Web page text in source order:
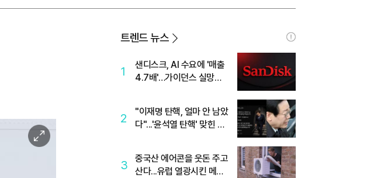
트
트
이
미
트렌드 뉴스
1
샌디스크, AI 수요에 '매출
4.7배'…가이던스 실망에
2
"이재명 탄핵, 얼마 안 남았
다"...'윤석열 탄핵' 맞힌 무
3
중국산 에어콘을 웃돈 주고
산다...유럽 열광시킨 메이